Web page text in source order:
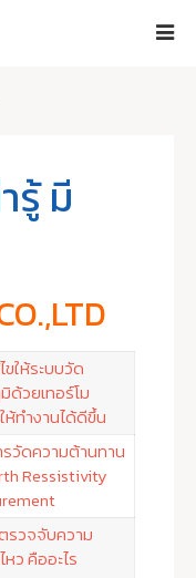
รู้ มี
ขให้ระบบวัด
วยเทอร์โม
ห้ทำงานได้ดีขึ้น
วัดความต้านทาน
Ressistivity
รวจจับความ
หว คืออะไร